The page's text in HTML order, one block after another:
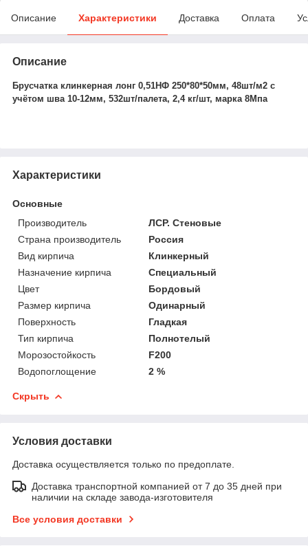
Описание Характеристики Доставка Оплата
Описание
Брусчатка клинкерная лонг 0,51НФ 250*80*50мм, 48шт/м2 с
учётом шва 10-12мм, 532шт/палета, 2,4 кг/шт, марка 8Мпа
Характеристики
Основные
Производитель
ЛСР. Стеновые
Страна производитель
Россия
Вид кирпича
Клинкерный
Назначение кирпича
Специальный
Цвет
Бордовый
Размер кирпича
Одинарный
Поверхность
Гладкая
Тип кирпича
Полнотелый
Морозостойкость
F200
Водопоглощение
2 %
Скрыть
Условия доставки
Доставка осуществляется только по предоплате.
Доставка транспортной компанией от 7 до 35 дней при
наличии на складе завода-изготовителя
Все условия доставки